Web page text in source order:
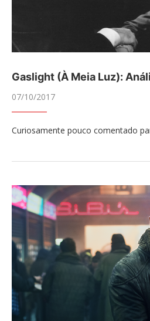
Gaslight (À Meia Luz):
07/10/2017
Curiosamente pouco comentado